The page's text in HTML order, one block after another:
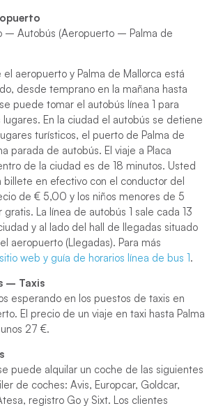
– Autobús (Aeropuerto – Palma de
aeropuerto y Palma de Mallorca está
desde temprano en la mañana hasta
puede tomar el autobús línea 1 para
En la ciudad el autobús se detiene
turísticos, el puerto de Palma de
parada de autobús. El viaje a Placa
de la ciudad es de 18 minutos. Usted
billete en efectivo con el conductor del
de € 5,00 y los niños menores de 5
La línea de autobús 1 sale cada 13
y al lado del hall de llegadas situado
aeropuerto (Llegadas). Para más
sitio web y guía de horarios línea de bus 1.
– Taxis
esperando en los puestos de taxis en
El precio de un viaje en taxi hasta Palma
27 €.
puede alquilar un coche de las siguientes
de coches: Avis, Europcar, Goldcar,
registro Go y Sixt. Los clientes